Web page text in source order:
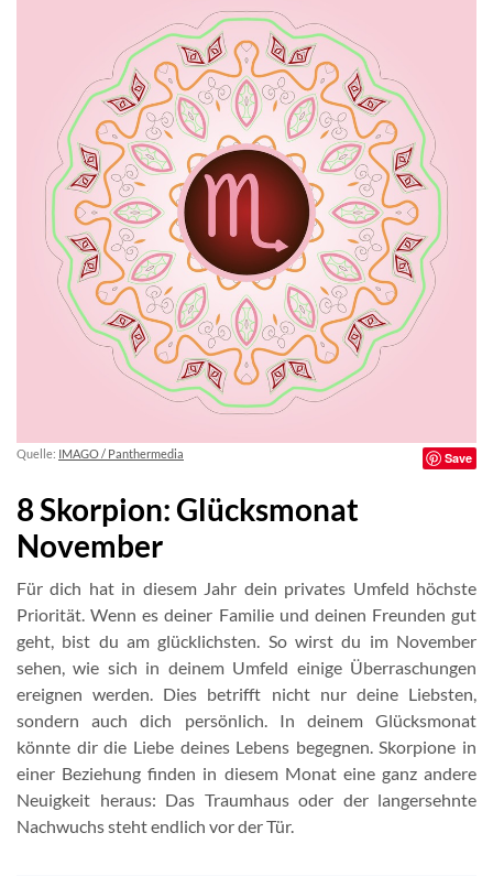
Quelle: IMAGO / Panthermedia Save
8 Skorpion: Glücksmonat
November
Für dich hat in diesem Jahr dein privates Umfeld höchste
Priorität. Wenn es deiner Familie und deinen Freunden gut
geht, bist du am glücklichsten. So wirst du im November
sehen, wie sich in deinem Umfeld einige Überraschungen
ereignen werden. Dies betrifft nicht nur deine Liebsten,
sondern auch dich persönlich. In deinem Glücksmonat
könnte dir die Liebe deines Lebens begegnen. Skorpione in
einer Beziehung finden in diesem Monat eine ganz andere
Neuigkeit heraus: Das Traumhaus oder der langersehnte
Nachwuchs steht endlich vor der Tür.